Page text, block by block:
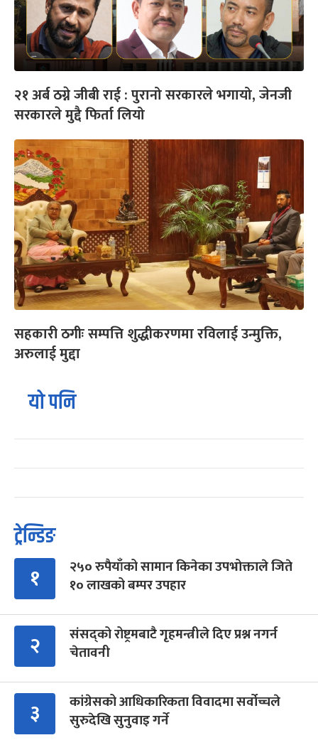
२१ अर्ब ठग्ने जीबी राई : पुरानो सरकारले भगायो, जेनजी
सरकारले मुद्दै फिर्ता लियो
सहकारी ठगीः सम्पत्ति शुद्धीकरणमा रविलाई उन्मुक्ति,
अरुलाई मुद्दा
यो पनि
ट्रेन्डिङ
१
२५० रुपैयाँको सामान किनेका उपभोक्ताले जिते
१० लाखको बम्पर उपहार
२
संसद्को रोष्ट्रमबाटै गृहमन्त्रीले दिए प्रश्न नगर्न
चेतावनी
३
कांग्रेसको आधिकारिकता विवादमा सर्वोच्चले
सुरुदेखि सुनुवाइ गर्ने